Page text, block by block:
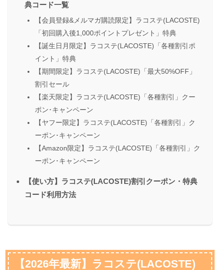
典コード一覧
【会員登録&メルマガ購読限定】ラコステ(LACOSTE)
「初回購入後1,000ポイントプレゼント」特典
【誕生日月限定】ラコステ(LACOSTE)「各種割引ポ
イント」特典
【期間限定】ラコステ(LACOSTE)「最大50%OFF」
割引セール
【楽天限定】ラコステ(LACOSTE)「各種割引」クー
ポン･キャンペーン
【ヤフー限定】ラコステ(LACOSTE)「各種割引」ク
ーポン･キャンペーン
【Amazon限定】ラコステ(LACOSTE)「各種割引」ク
ーポン･キャンペーン
【使い方】ラコステ(LACOSTE)割引クーポン・特典
コード利用方法
【2026年最新】ラコステ(LACOSTE)